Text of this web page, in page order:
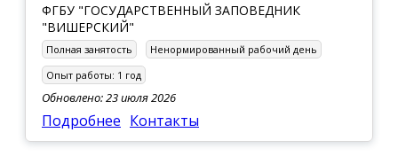
ФГБУ "ГОСУДАРСТВЕННЫЙ ЗАПОВЕДНИК
"ВИШЕРСКИЙ"
Полная занятость
Ненормированный рабочий день
Опыт работы: 1 год
Обновлено: 23 июля 2026
Подробнее Контакты